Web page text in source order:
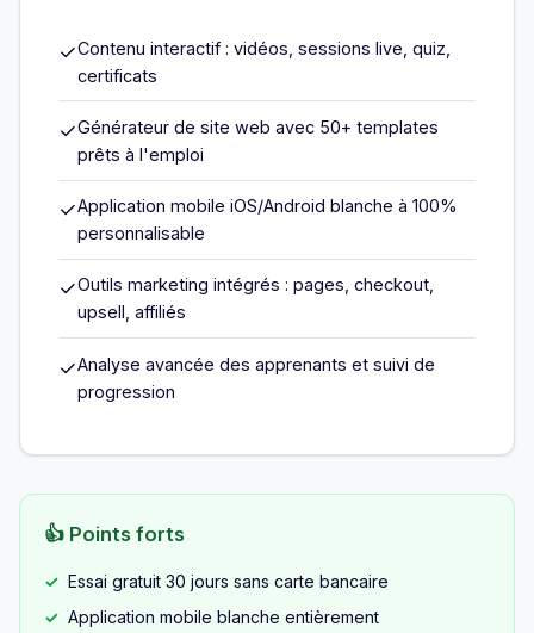
✓Contenu interactif : vidéos, sessions live, quiz,
certificats
✓Générateur de site web avec 50+ templates
prêts à l'emploi
✓Application mobile iOS/Android blanche à 100%
personnalisable
✓Outils marketing intégrés : pages, checkout,
upsell, affiliés
✓Analyse avancée des apprenants et suivi de
progression
👍 Points forts
Essai gratuit 30 jours sans carte bancaire
Application mobile blanche entièrement